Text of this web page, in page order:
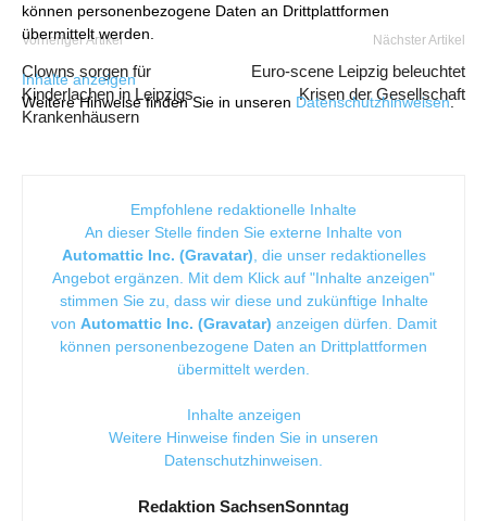
können personenbezogene Daten an Drittplattformen
übermittelt werden.
Inhalte anzeigen
Weitere Hinweise finden Sie in unseren Datenschutzhinweisen.
Vorheriger Artikel
Clowns sorgen für
Kinderlachen in Leipzigs
Krankenhäusern
Nächster Artikel
Euro-scene Leipzig beleuchtet
Krisen der Gesellschaft
Empfohlene redaktionelle Inhalte
An dieser Stelle finden Sie externe Inhalte von
Automattic Inc. (Gravatar) , die unser redaktionelles
Angebot ergänzen. Mit dem Klick auf "Inhalte anzeigen"
stimmen Sie zu, dass wir diese und zukünftige Inhalte
von Automattic Inc. (Gravatar) anzeigen dürfen. Damit
können personenbezogene Daten an Drittplattformen
übermittelt werden.
Inhalte anzeigen
Weitere Hinweise finden Sie in unseren
Datenschutzhinweisen
Redaktion SachsenSonntag